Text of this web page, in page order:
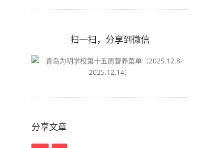
扫一扫，分享到微信
分享文章